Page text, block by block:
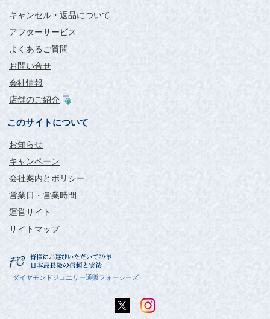
キャンセル・返品について
アフターサービス
よくあるご質問
お問い合せ
会社情報
店舗のご紹介
このサイトについて
お知らせ
キャンペーン
会社案内とポリシー
営業日・営業時間
運営サイト
サイトマップ
ダイヤモンドジュエリー通販フォーシーズ